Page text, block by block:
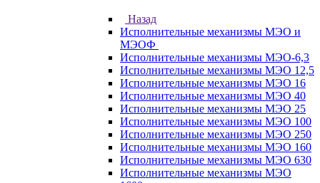
Назад
Исполнительные механизмы МЭО и
МЭОФ
Исполнительные механизмы МЭО-6,3
Исполнительные механизмы МЭО 12,5
Исполнительные механизмы МЭО 16
Исполнительные механизмы МЭО 40
Исполнительные механизмы МЭО 25
Исполнительные механизмы МЭО 100
Исполнительные механизмы МЭО 250
Исполнительные механизмы МЭО 160
Исполнительные механизмы МЭО 630
Исполнительные механизмы МЭО